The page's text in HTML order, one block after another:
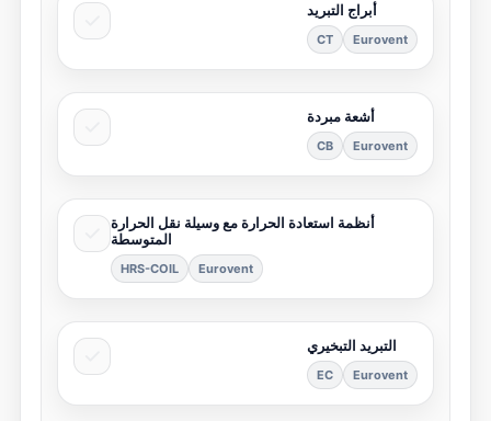
أبراج التبريد
Eurovent
CT
أشعة مبردة
Eurovent
CB
أنظمة استعادة الحرارة مع وسيلة نقل الحرارة
المتوسطة
Eurovent
HRS-COIL
التبريد التبخيري
Eurovent
EC